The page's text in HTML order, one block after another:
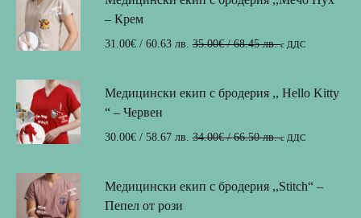
– Крем
31.00€ / 60.63 лв. 35.00€/ 68.45 лв.с ДДС
Медицински екип с бродерия ,, Hello Kitty
“ – Червен
30.00€ / 58.67 лв. 34.00€/ 66.50 лв.с ДДС
Медицински екип с бродерия ,,Stitch“ –
Пепел от рози